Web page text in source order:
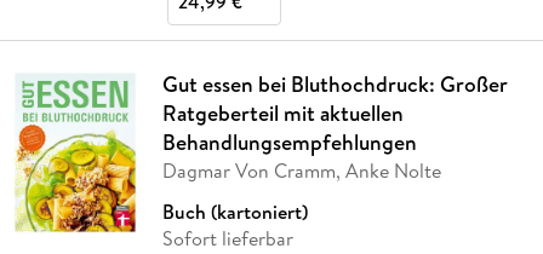
Gut essen bei Bluthochdruck: Großer
Ratgeberteil mit aktuellen
Behandlungsempfehlungen
Dagmar Von Cramm, Anke Nolte
Buch (kartoniert)
Sofort lieferbar